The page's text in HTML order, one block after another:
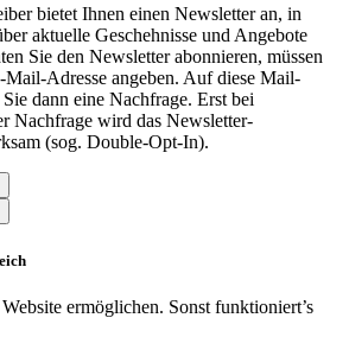
bietet Ihnen einen Newsletter an, in
aktuelle Geschehnisse und Angebote
Sie den Newsletter abonnieren, müssen
Mail-Adresse angeben. Auf diese Mail-
dann eine Nachfrage. Erst bei
Nachfrage wird das Newsletter-
(sog. Double-Opt-In).
ermöglichen. Sonst funktioniert’s